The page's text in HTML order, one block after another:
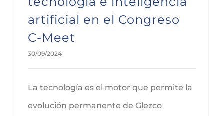
artificial en el Congreso
C-Meet
30/09/2024
La tecnología es el motor que permite la
evolución permanente de Glezco